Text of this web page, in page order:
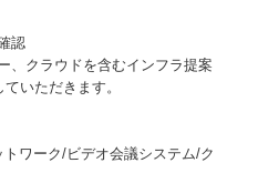
認
、クラウドを含むインフラ提案
いただきます。
ワーク/ビデオ会議システム/ク